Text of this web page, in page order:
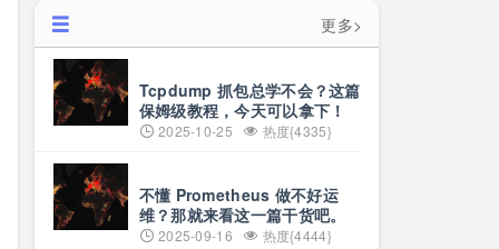
更多>
Tcpdump 抓包总学不会？这篇
保姆级教程，今天可以拿下！
2025-10-25 热度{4335}
不懂 Prometheus 做不好运
维？那就来看这一篇干货吧。
2025-09-16 热度{4444}